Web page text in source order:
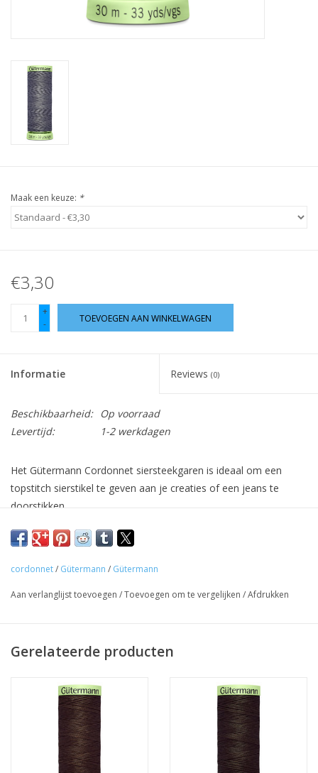
Cadeaubonnen
Guy's blog
Maak een keuze: *
€3,30
+
-
TOEVOEGEN AAN WINKELWAGEN
Informatie Reviews (0)
Beschikbaarheid:
Op voorraad
Levertijd:
1-2 werkdagen
Het Gütermann Cordonnet siersteekgaren is ideaal om een
topstitch sierstikel te geven aan je creaties of een jeans te
doorstikken.
Het is een sterk naaigaren waardoor je dikke stoffen makkelijk
kan stikken.
Gebruik het Cordonnet garen op een huishoudelijke
naaimachine met een topstitchnaald van dikte 90 of 100.
cordonnet/ Gütermann / Gütermann
Aan verlanglijst toevoegen /Toevoegen om te vergelijken /Afdrukken
Gerelateerde producten